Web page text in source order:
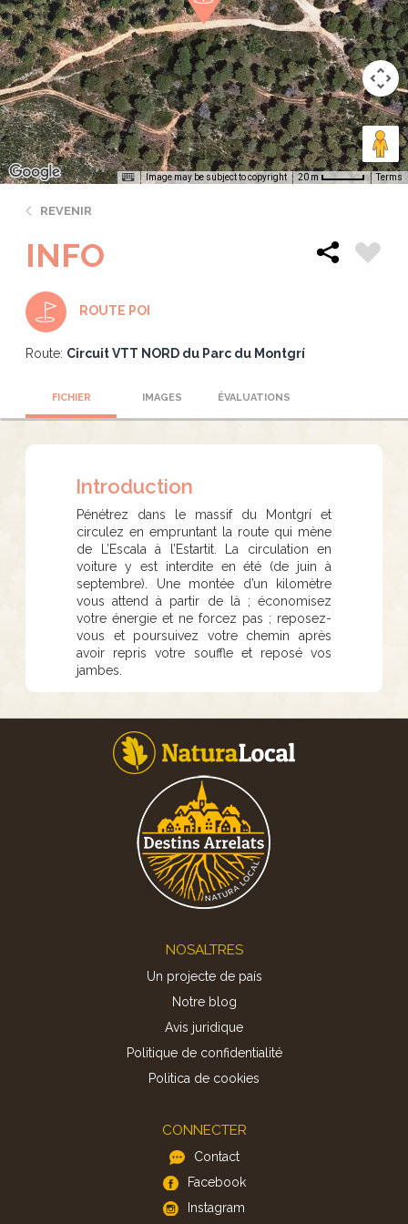
Image may be subject to copyright 20 m Terms
REVENIR
INFO
ROUTE POI
Route: Circuit VTT NORD du Parc du Montgrí
FICHIER IMAGES ÉVALUATIONS
Introduction
Pénétrez dans le massif du Montgrí et
circulez en empruntant la route qui mène
de L’Escala à l’Estartit. La circulation en
voiture y est interdite en été (de juin à
septembre). Une montée d’un kilomètre
vous attend à partir de là ; économisez
votre énergie et ne forcez pas ; reposez-
vous et poursuivez votre chemin après
avoir repris votre souffle et reposé vos
jambes.
NOSALTRES
Un projecte de país
Notre blog
Avis juridique
Politique de confidentialité
Politica de cookies
CONNECTER
Contact
Facebook
Instagram